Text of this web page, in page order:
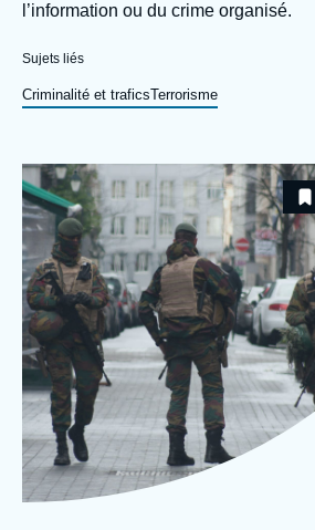
Nous soutenir
l’information ou du crime organisé.
Sujets liés
Criminalité et traficsTerrorisme
Image
Taxonomie